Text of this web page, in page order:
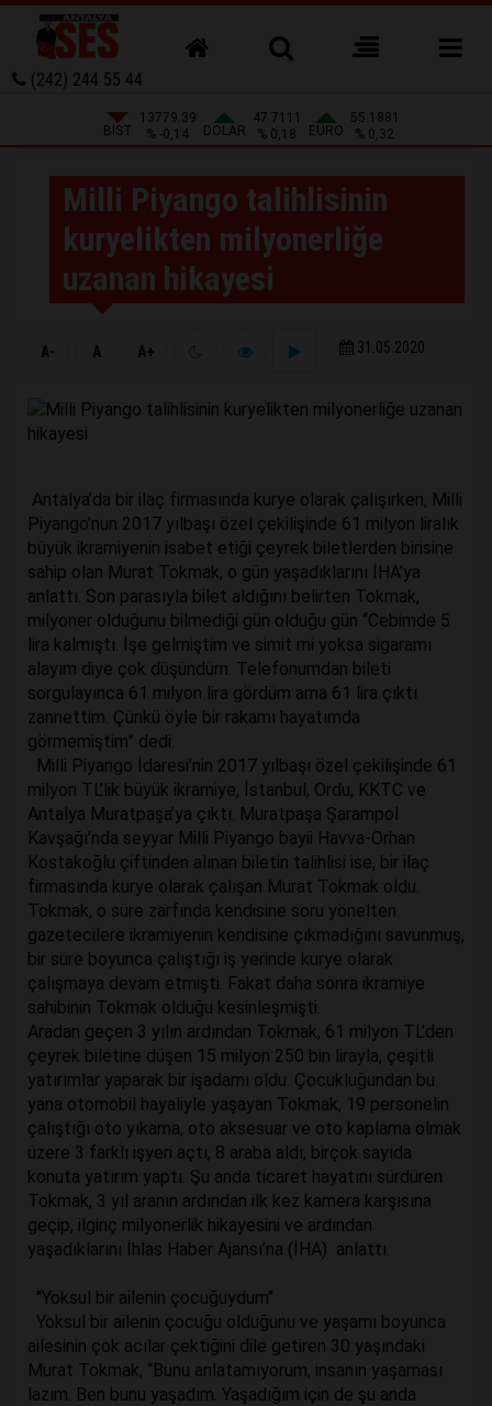
(242) 244 55 44
BIST
13779.39
% -0,14
DOLAR
47.7111
% 0,18
EURO
55.1881
% 0,32
Milli Piyango talihlisinin
kuryelikten milyonerliğe
uzanan hikayesi
A- A A+ 31.05.2020
Antalya’da bir ilaç firmasında kurye olarak çalışırken, Milli
Piyango’nun 2017 yılbaşı özel çekilişinde 61 milyon liralık
büyük ikramiyenin isabet etiği çeyrek biletlerden birisine
sahip olan Murat Tokmak, o gün yaşadıklarını İHA’ya
anlattı. Son parasıyla bilet aldığını belirten Tokmak,
milyoner olduğunu bilmediği gün olduğu gün “Cebimde 5
lira kalmıştı. İşe gelmiştim ve simit mi yoksa sigaramı
alayım diye çok düşündüm. Telefonumdan bileti
sorgulayınca 61 milyon lira gördüm ama 61 lira çıktı
zannettim. Çünkü öyle bir rakamı hayatımda
görmemiştim” dedi.
Milli Piyango İdaresi’nin 2017 yılbaşı özel çekilişinde 61
milyon TL’lik büyük ikramiye, İstanbul, Ordu, KKTC ve
Antalya Muratpaşa’ya çıktı. Muratpaşa Şarampol
Kavşağı’nda seyyar Milli Piyango bayii Havva-Orhan
Kostakoğlu çiftinden alınan biletin talihlisi ise, bir ilaç
firmasında kurye olarak çalışan Murat Tokmak oldu.
Tokmak, o süre zarfında kendisine soru yönelten
gazetecilere ikramiyenin kendisine çıkmadığını savunmuş,
bir süre boyunca çalıştığı iş yerinde kurye olarak
çalışmaya devam etmişti. Fakat daha sonra ikramiye
sahibinin Tokmak olduğu kesinleşmişti.
Aradan geçen 3 yılın ardından Tokmak, 61 milyon TL’den
çeyrek biletine düşen 15 milyon 250 bin lirayla, çeşitli
yatırımlar yaparak bir işadamı oldu. Çocukluğundan bu
yana otomobil hayaliyle yaşayan Tokmak, 19 personelin
çalıştığı oto yıkama, oto aksesuar ve oto kaplama olmak
üzere 3 farklı işyeri açtı, 8 araba aldı, birçok sayıda
konuta yatırım yaptı. Şu anda ticaret hayatını sürdüren
Tokmak, 3 yıl aranın ardından ilk kez kamera karşısına
geçip, ilginç milyonerlik hikayesini ve ardından
yaşadıklarını İhlas Haber Ajansı’na (İHA) anlattı.
"Yoksul bir ailenin çocuğuydum"
Yoksul bir ailenin çocuğu olduğunu ve yaşamı boyunca
ailesinin çok acılar çektiğini dile getiren 30 yaşındaki
Murat Tokmak, “Bunu anlatamıyorum, insanın yaşaması
lazım. Ben bunu yaşadım. Yaşadığım için de şu anda